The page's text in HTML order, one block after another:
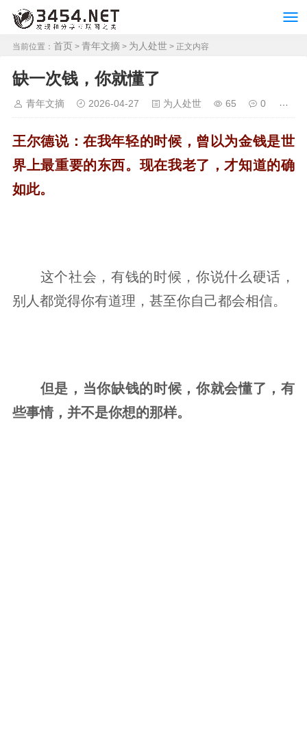
当前位置： 首页 > 青年文摘 > 为人处世 > 正文内容
缺一次钱，你就懂了
青年文摘 2026-04-27 为人处世 65 0
王尔德说：在我年轻的时候，曾以为金钱是世
界上最重要的东西。现在我老了，才知道的确
如此。
这个社会，有钱的时候，你说什么硬话，
别人都觉得你有道理，甚至你自己都会相信。
但是，当你缺钱的时候，你就会懂了，有
些事情，并不是你想的那样。